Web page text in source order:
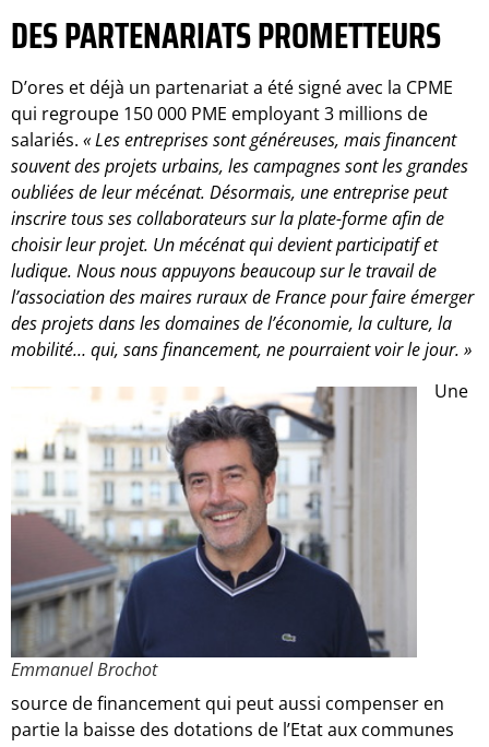
DES PARTENARIATS PROMETTEURS
D’ores et déjà un partenariat a été signé avec la CPME
qui regroupe 150 000 PME employant 3 millions de
salariés. « Les entreprises sont généreuses, mais financent
souvent des projets urbains, les campagnes sont les grandes
oubliées de leur mécénat. Désormais, une entreprise peut
inscrire tous ses collaborateurs sur la plate-forme afin de
choisir leur projet. Un mécénat qui devient participatif et
ludique. Nous nous appuyons beaucoup sur le travail de
l’association des maires ruraux de France pour faire émerger
des projets dans les domaines de l’économie, la culture, la
mobilité… qui, sans financement, ne pourraient voir le jour. »
Emmanuel Brochot
Une
source de financement qui peut aussi compenser en
partie la baisse des dotations de l’Etat aux communes